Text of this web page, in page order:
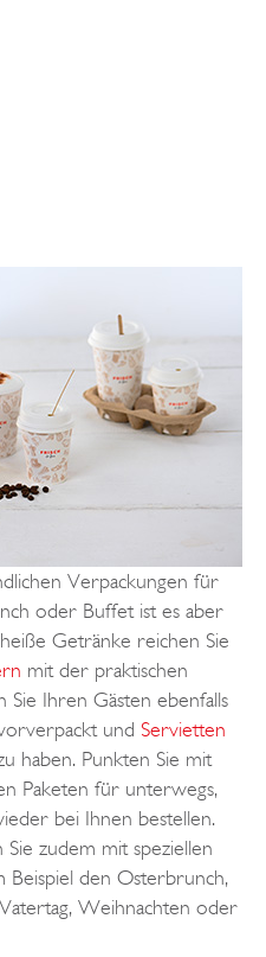
Verpackungen für
oder Buffet ist es aber
Getränke reichen Sie
mit der praktischen
Sie Ihren Gästen ebenfalls
und Servietten
haben. Punkten Sie mit
Paketen für unterwegs,
bei Ihnen bestellen.
zudem mit speziellen
den Osterbrunch,
Weihnachten oder